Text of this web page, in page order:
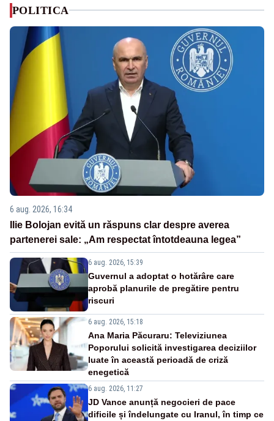
POLITICA
6 aug. 2026, 16:34
Ilie Bolojan evită un răspuns clar despre averea
partenerei sale: „Am respectat întotdeauna legea”
6 aug. 2026, 15:39
Guvernul a adoptat o hotărâre care
aprobă planurile de pregătire pentru
riscuri
6 aug. 2026, 15:18
Ana Maria Păcuraru: Televiziunea
Poporului solicită investigarea deciziilor
luate în această perioadă de criză
enegetică
6 aug. 2026, 11:27
JD Vance anunță negocieri de pace
dificile și îndelungate cu Iranul, în timp ce